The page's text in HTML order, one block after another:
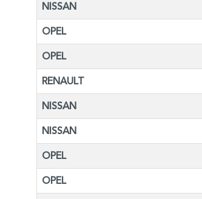
NISSAN
OPEL
OPEL
RENAULT
NISSAN
NISSAN
OPEL
OPEL